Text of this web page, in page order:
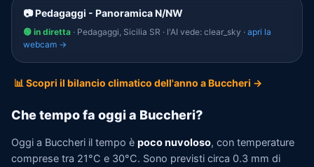
📷 Pedagaggi - Panoramica N/NW
🟢 in diretta · Pedagaggi, Sicilia SR · l'AI vede: clear_sky · apri la
webcam →
📊 Scopri il bilancio climatico dell'anno a Buccheri →
Che tempo fa oggi a Buccheri?
Oggi a Buccheri il tempo è poco nuvoloso, con temperature
comprese tra 21°C e 30°C. Sono previsti circa 0.3 mm di